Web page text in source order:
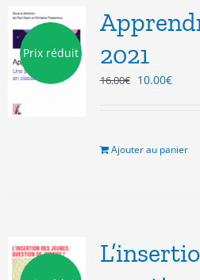
Prix réduit
2021
16.00€ Le
16.00€.
10.00€Le
Ajouter au panier